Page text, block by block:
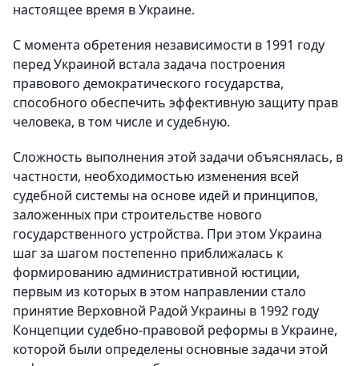
настоящее время в Украине.
С момента обретения независимости в 1991 году
перед Украиной встала задача построения
правового демократического государства,
способного обеспечить эффективную защиту прав
человека, в том числе и судебную.
Сложность выполнения этой задачи объяснялась, в
частности, необходимостью изменения всей
судебной системы на основе идей и принципов,
заложенных при строительстве нового
государственного устройства. При этом Украина
шаг за шагом постепенно приближалась к
формированию административной юстиции,
первым из которых в этом направлении стало
принятие Верховной Радой Украины в 1992 году
Концепции судебно-правовой реформы в Украине,
которой были определены основные задачи этой